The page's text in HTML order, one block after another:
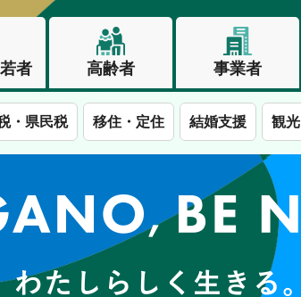
者 高齢者 事業者
・県民税 移住・定住 結婚支援 観光
の街で、わたしらしく生きる。長野市